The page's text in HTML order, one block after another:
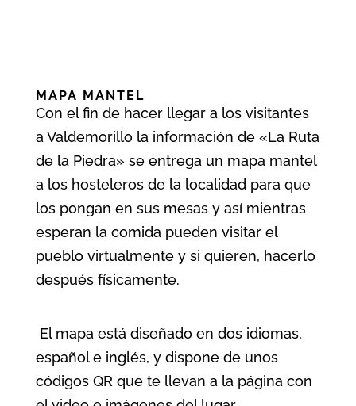
MAPA MANTEL
Con el fin de hacer llegar a los visitantes
a Valdemorillo la información de «La Ruta
de la Piedra» se entrega un mapa mantel
a los hosteleros de la localidad para que
los pongan en sus mesas y así mientras
esperan la comida pueden visitar el
pueblo virtualmente y si quieren, hacerlo
después físicamente.
El mapa está diseñado en dos idiomas,
español e inglés, y dispone de unos
códigos QR que te llevan a la página con